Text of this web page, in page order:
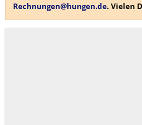
Rechnungen@hungen.de. Vielen